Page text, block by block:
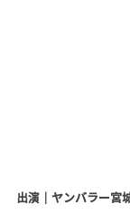
出演｜ヤンバラー宮